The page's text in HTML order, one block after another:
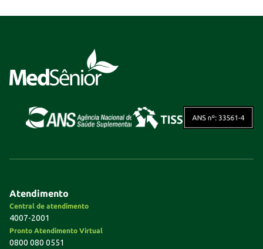
Atendimento
Central de atendimento
4007-2001
Pronto Atendimento Virtual
0800 080 0551